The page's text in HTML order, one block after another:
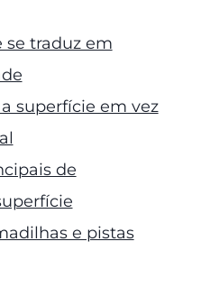
se traduz em
superfície em vez
de
e pistas